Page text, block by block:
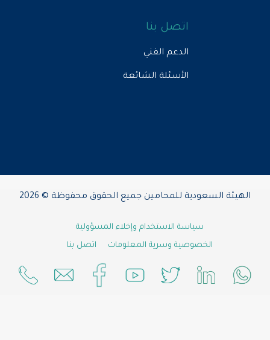
اتصل بنا
الدعم الفني
الأسئلة الشائعة
الهيئة السعودية للمحامين جميع الحقوق محفوظة © 2026
سياسة الاستخدام وإخلاء المسؤولية
الخصوصية وسرية المعلومات
اتصل بنا